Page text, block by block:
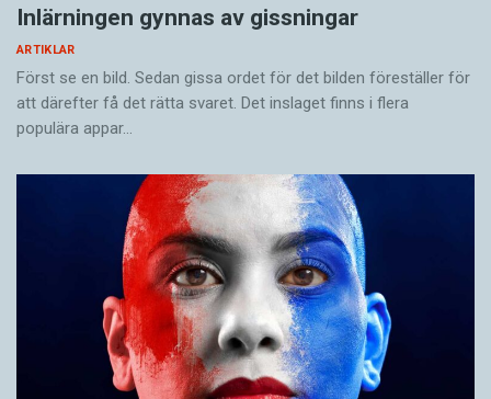
Inlärningen gynnas av gissningar
ARTIKLAR
Först se en bild. Sedan gissa ordet för det bilden föreställer för
att därefter få det rätta svaret. Det inslaget finns i flera
populära appar…